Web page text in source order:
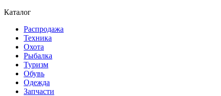
Каталог
Распродажа
Техника
Охота
Рыбалка
Туризм
Обувь
Одежда
Запчасти